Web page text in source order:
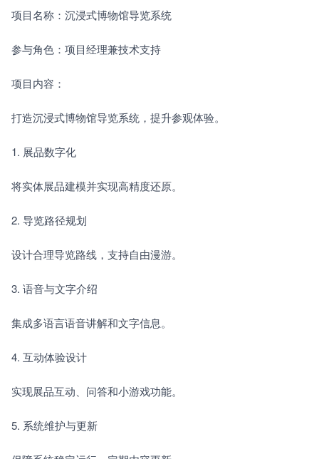
项目名称：沉浸式博物馆导览系统
参与角色：项目经理兼技术支持
项目内容：
打造沉浸式博物馆导览系统，提升参观体验。
1. 展品数字化
将实体展品建模并实现高精度还原。
2. 导览路径规划
设计合理导览路线，支持自由漫游。
3. 语音与文字介绍
集成多语言语音讲解和文字信息。
4. 互动体验设计
实现展品互动、问答和小游戏功能。
5. 系统维护与更新